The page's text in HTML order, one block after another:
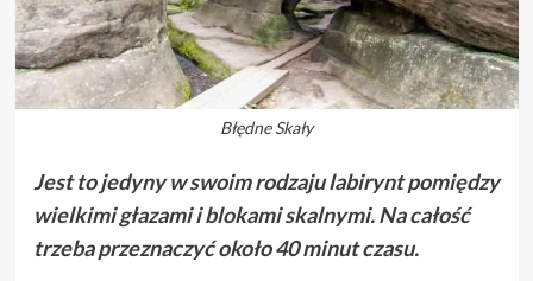
Błędne Skały
Jest to jedyny w swoim rodzaju labirynt pomiędzy
wielkimi głazami i blokami skalnymi. Na całość
trzeba przeznaczyć około 40 minut czasu.